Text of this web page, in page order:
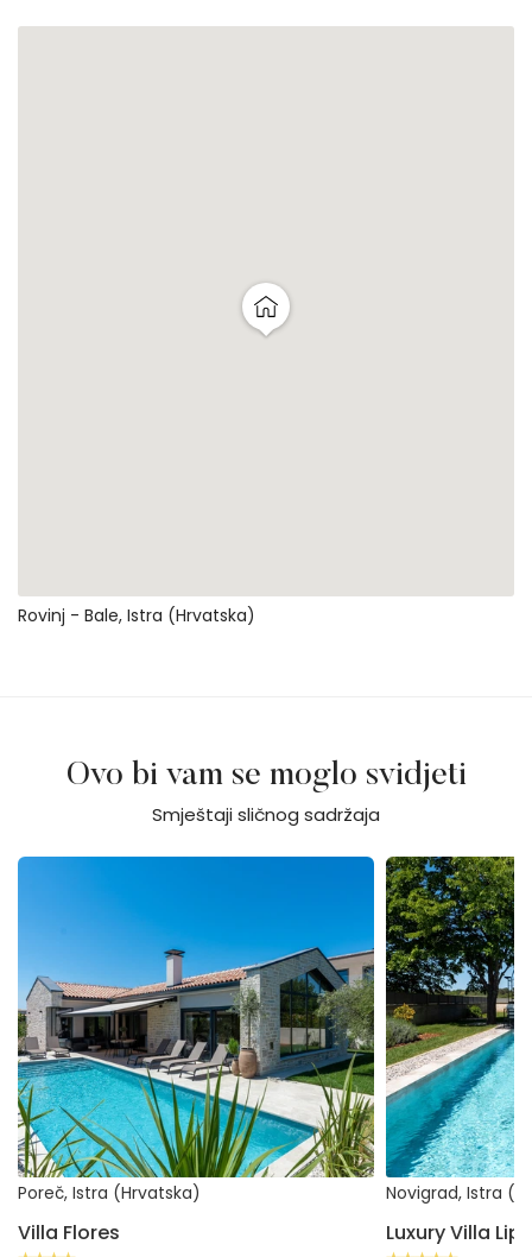
Rovinj - Bale, Istra (Hrvatska)
Ovo bi vam se moglo svidjeti
Smještaji sličnog sadržaja
Villa Flores
Poreč, Istra (Hrvatska)
Villa Flores
Luxury Villa Lipa
Novigrad, Istra
Luxury Villa